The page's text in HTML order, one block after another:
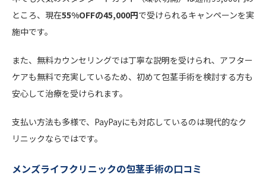
ところ、現在55%OFFの45,000円で受けられるキャンペーンを実
施中です。
また、無料カウンセリングでは丁寧な説明を受けられ、アフター
ケアも無料で充実しているため、初めて包茎手術を検討する方も
安心して治療を受けられます。
支払い方法も多様で、PayPayにも対応しているのは現代的なク
リニックならではです。
メンズライフクリニックの包茎手術の口コミ